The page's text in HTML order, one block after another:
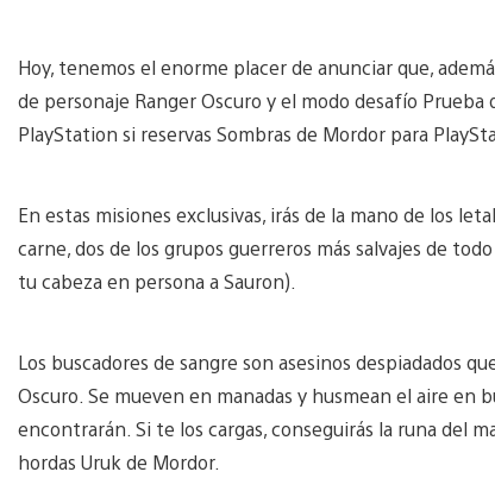
Hoy, tenemos el enorme placer de anunciar que,
de personaje Ranger Oscuro y el modo desafío
PlayStation si reservas Sombras de Mordor para
En estas misiones exclusivas, irás de la mano de los
carne, dos de los grupos guerreros más salvajes de
tu cabeza en persona a Sauron).
Los buscadores de sangre son asesinos despiadados
Oscuro. Se mueven en manadas y husmean el aire
encontrarán. Si te los cargas, conseguirás la runa del
hordas Uruk de Mordor.